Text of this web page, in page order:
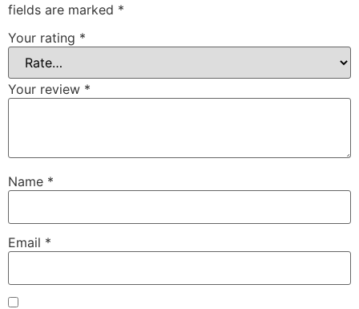
fields are marked *
Your rating *
Your review *
Name *
Email *